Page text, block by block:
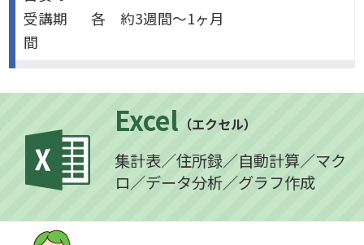
受講期
間
各 約3週間～1ヶ月
Excel （エクセル）
集計表／住所録／自動計算／マク
ロ／データ分析／グラフ作成